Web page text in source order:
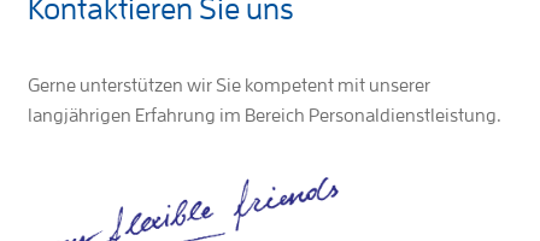
Kontaktieren Sie uns
Gerne unterstützen wir Sie kompetent mit unserer
langjährigen Erfahrung im Bereich Personaldienstleistung.